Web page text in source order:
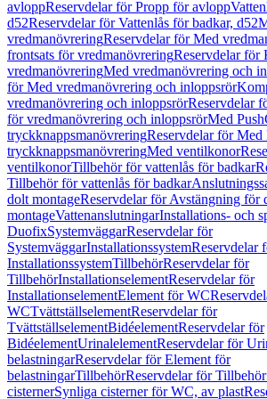
avloppReservdelar för Propp för avlopp
d52Reservdelar för Vattenlås för badkar, d52
vredmanövreringReservdelar för Med
frontsats för vredmanövreringReservdelar för
vredmanövreringMed vredmanövrering och
för Med vredmanövrering och inloppsrör
vredmanövrering och inloppsrörReservdelar
för vredmanövrering och inloppsrörMed
tryckknappsmanövreringReservdelar för Med
tryckknappsmanövreringMed ventilkonor
ventilkonorTillbehör för vattenlås för badkar
Tillbehör för vattenlås för badkar
dolt montageReservdelar för Avstängning för
montageVattenanslutningarInstallations- och
DuofixSystemväggarReservdelar för
SystemväggarInstallationssystemReservdelar
InstallationssystemTillbehörReservdelar för
TillbehörInstallationselementReservdelar för
InstallationselementElement för WC
WCTvättställselementReservdelar för
TvättställselementBidéelementReservdelar för
BidéelementUrinalelementReservdelar för
belastningarReservdelar för Element för
belastningarTillbehörReservdelar för Tillbehör
cisternerSynliga cisterner för WC, av plast